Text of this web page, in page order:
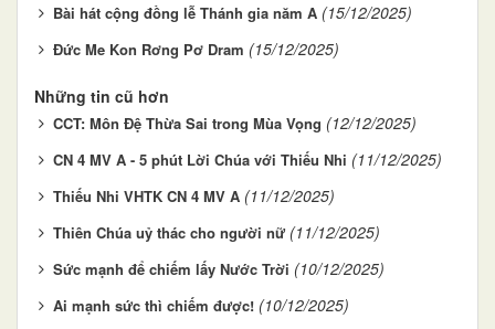
Bài hát cộng đồng lễ Thánh gia năm A (15/12/2025)
Đức Me Kon Rơng Pơ Dram (15/12/2025)
Những tin cũ hơn
CCT: Môn Đệ Thừa Sai trong Mùa Vọng (12/12/2025)
CN 4 MV A - 5 phút Lời Chúa với Thiếu Nhi (11/12/2025)
Thiếu Nhi VHTK CN 4 MV A (11/12/2025)
Thiên Chúa uỷ thác cho người nữ (11/12/2025)
Sức mạnh để chiếm lấy Nước Trời (10/12/2025)
Ai mạnh sức thì chiếm được! (10/12/2025)